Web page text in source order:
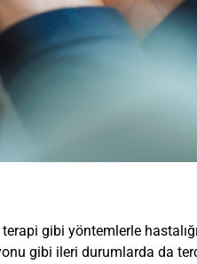
gibi yöntemlerle
gibi ileri durumlarda da